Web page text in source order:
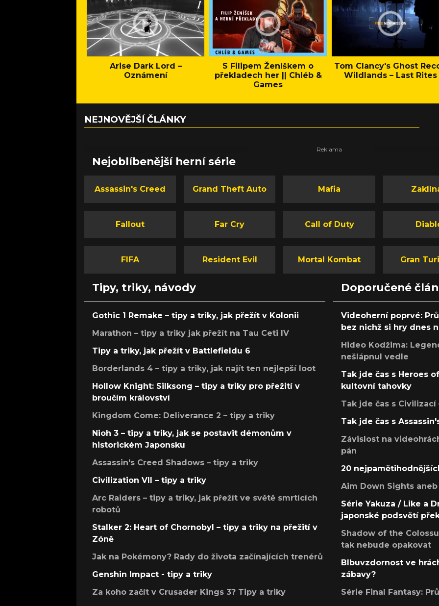
Arise Dark Lord –
Oznámení
S Filipem Ženíškem o
překladech her || Chléb &
Games
Tom Clancy's Ghost
Wildlands – Last Rites
NEJNOVĚJŠÍ ČLÁNKY
Nejoblíbenější herní série
Assassin's Creed Grand Theft Auto Mafia
Fallout Far Cry Call of Duty
FIFA Resident Evil Mortal Kombat Gran
Tipy, triky, návody
Gothic 1 Remake – tipy a triky, jak přežít v Kolonii
Marathon – tipy a triky jak přežít na Tau Ceti IV
Tipy a triky, jak přežít v Battlefieldu 6
Borderlands 4 – tipy a triky, jak najít ten nejlepší loot
Hollow Knight: Silksong – tipy a triky pro přežití v
broučím království
Kingdom Come: Deliverance 2 – tipy a triky
Nioh 3 – tipy a triky, jak se postavit démonům v
historickém Japonsku
Assassin's Creed Shadows – tipy a triky
Civilization VII – tipy a triky
Arc Raiders – tipy a triky, jak přežít ve světě smrtících
robotů
Stalker 2: Heart of Chornobyl – tipy a triky na přežití v
Zóně
Jak na Pokémony? Rady do života začínajících trenérů
Genshin Impact - tipy a triky
Za koho začít v Crusader Kings 3? Tipy a triky
Doporučené
Videoherní poprvé:
bez nichž si hry dnes
Hideo Kodžima:
nešlápnul vedle
Tak jde čas s Heroes
kultovní tahovky
Tak jde čas s
Tak jde čas s
Závislost na
pán
20
Aim Down Sights
Série Yakuza / Like a
japonské podsvětí
Shadow of the
tak nebude opakovat
Blbuvzdornost ve
zábavy?
Série Final Fantasy: